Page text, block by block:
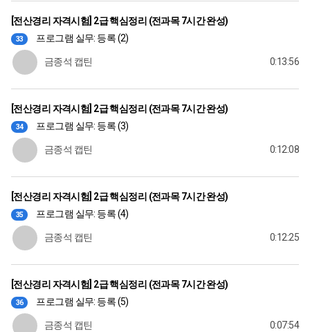
[전산경리 자격시험] 2급 핵심정리 (전과목 7시간 완성)
33 프로그램 실무: 등록 (2)
금종석 캡틴 0:13:56
[전산경리 자격시험] 2급 핵심정리 (전과목 7시간 완성)
34 프로그램 실무: 등록 (3)
금종석 캡틴 0:12:08
[전산경리 자격시험] 2급 핵심정리 (전과목 7시간 완성)
35 프로그램 실무: 등록 (4)
금종석 캡틴 0:12:25
[전산경리 자격시험] 2급 핵심정리 (전과목 7시간 완성)
36 프로그램 실무: 등록 (5)
금종석 캡틴 0:07:54